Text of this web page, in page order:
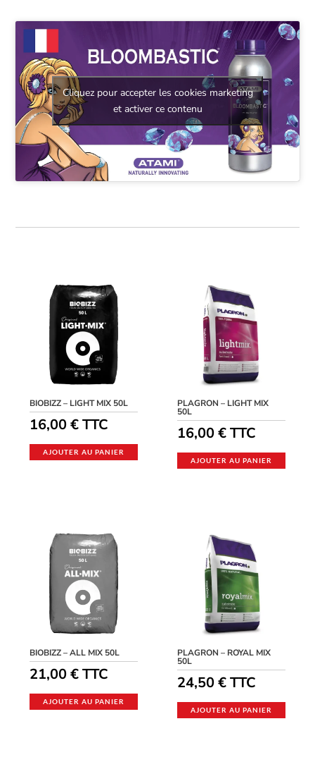
Cliquez pour accepter les cookies marketing
et activer ce contenu
BIOBIZZ – LIGHT MIX 50L
16,00€ TTC
AJOUTER AU PANIER
PLAGRON – LIGHT MIX
50L
16,00€TTC
AJOUTER AU PANIER
BIOBIZZ – ALL MIX 50L
21,00€ TTC
AJOUTER AU PANIER
PLAGRON – ROYAL MIX
50L
24,50€TTC
AJOUTER AU PANIER